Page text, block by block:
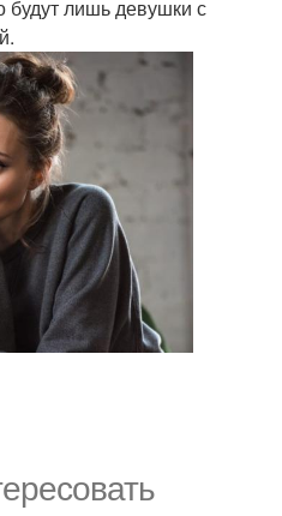
будут лишь девушки с